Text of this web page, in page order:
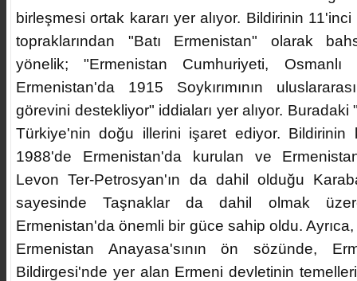
birleşmesi ortak kararı yer alıyor. Bildirinin
topraklarından "Batı Ermenistan" olarak
yönelik; "Ermenistan Cumhuriyeti,
Ermenistan'da 1915 Soykırımının
görevini destekliyor" iddiaları yer alıyor. Buradaki
Türkiye'nin doğu illerini işaret ediyor.
1988'de Ermenistan'da kurulan ve
Levon Ter-Petrosyan'ın da dahil olduğu
sayesinde Taşnaklar da dahil olmak
Ermenistan'da önemli bir güce sahip oldu. Ayrıca,
Ermenistan Anayasa'sının ön sözünde,
Bildirgesi'nde yer alan Ermeni devletinin